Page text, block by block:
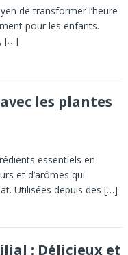
de transformer l’heure
pour les enfants.
[…]
les plantes
essentiels en
et d’arômes qui
Utilisées depuis des […]
: Délicieux et